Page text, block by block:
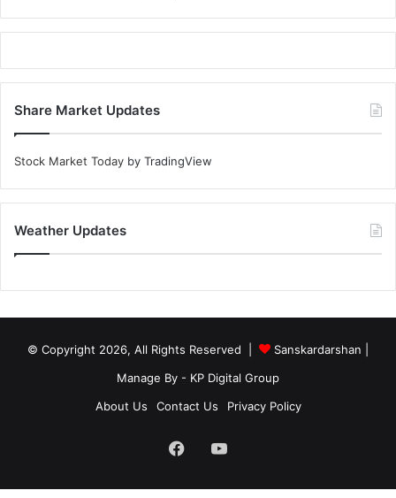
Share Market Updates
Stock Market Today by TradingView
Weather Updates
© Copyright 2026, All Rights Reserved | Sanskardarshan
Manage By - KP Digital Group
About Us
Contact Us Privacy Policy
FacebookYouTube